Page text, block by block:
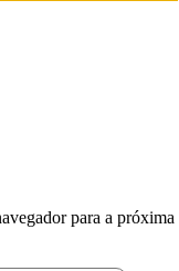
para a próxima